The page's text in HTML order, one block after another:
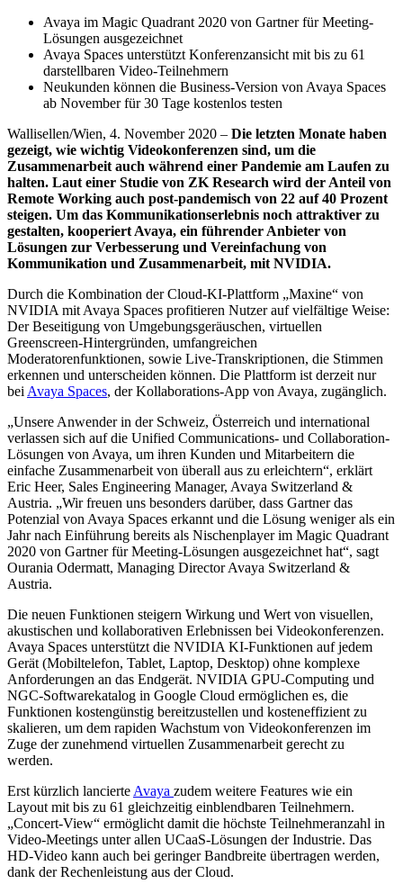
Avaya im Magic Quadrant 2020 von Gartner für Meeting-
Lösungen ausgezeichnet
Avaya Spaces unterstützt Konferenzansicht mit bis zu 61
darstellbaren Video-Teilnehmern
Neukunden können die Business-Version von Avaya Spaces
ab November für 30 Tage kostenlos testen
Wallisellen/Wien, 4. November 2020 – Die letzten Monate haben
gezeigt, wie wichtig Videokonferenzen sind, um die
Zusammenarbeit auch während einer Pandemie am Laufen zu
halten. Laut einer Studie von ZK Research wird der Anteil von
Remote Working auch post-pandemisch von 22 auf 40 Prozent
steigen. Um das Kommunikationserlebnis noch attraktiver zu
gestalten, kooperiert Avaya, ein führender Anbieter von
Lösungen zur Verbesserung und Vereinfachung von
Kommunikation und Zusammenarbeit, mit NVIDIA.
Durch die Kombination der Cloud-KI-Plattform „Maxine“ von
NVIDIA mit Avaya Spaces profitieren Nutzer auf vielfältige Weise:
Der Beseitigung von Umgebungsgeräuschen, virtuellen
Greenscreen-Hintergründen, umfangreichen
Moderatorenfunktionen, sowie Live-Transkriptionen, die Stimmen
erkennen und unterscheiden können. Die Plattform ist derzeit nur
bei Avaya Spaces, der Kollaborations-App von Avaya, zugänglich.
„Unsere Anwender in der Schweiz, Österreich und international
verlassen sich auf die Unified Communications- und Collaboration-
Lösungen von Avaya, um ihren Kunden und Mitarbeitern die
einfache Zusammenarbeit von überall aus zu erleichtern“, erklärt
Eric Heer, Sales Engineering Manager, Avaya Switzerland &
Austria. „Wir freuen uns besonders darüber, dass Gartner das
Potenzial von Avaya Spaces erkannt und die Lösung weniger als ein
Jahr nach Einführung bereits als Nischenplayer im Magic Quadrant
2020 von Gartner für Meeting-Lösungen ausgezeichnet hat“, sagt
Ourania Odermatt, Managing Director Avaya Switzerland &
Austria.
Die neuen Funktionen steigern Wirkung und Wert von visuellen,
akustischen und kollaborativen Erlebnissen bei Videokonferenzen.
Avaya Spaces unterstützt die NVIDIA KI-Funktionen auf jedem
Gerät (Mobiltelefon, Tablet, Laptop, Desktop) ohne komplexe
Anforderungen an das Endgerät. NVIDIA GPU-Computing und
NGC-Softwarekatalog in Google Cloud ermöglichen es, die
Funktionen kostengünstig bereitzustellen und kosteneffizient zu
skalieren, um dem rapiden Wachstum von Videokonferenzen im
Zuge der zunehmend virtuellen Zusammenarbeit gerecht zu
werden.
Erst kürzlich lancierte Avaya zudem weitere Features wie ein
Layout mit bis zu 61 gleichzeitig einblendbaren Teilnehmern.
„Concert-View“ ermöglicht damit die höchste Teilnehmeranzahl in
Video-Meetings unter allen UCaaS-Lösungen der Industrie. Das
HD-Video kann auch bei geringer Bandbreite übertragen werden,
dank der Rechenleistung aus der Cloud.